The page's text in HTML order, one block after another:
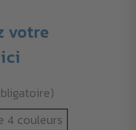
votre
4 couleurs